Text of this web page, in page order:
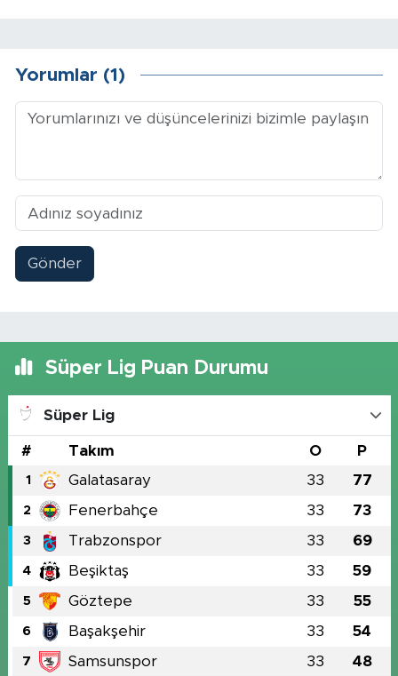
Yorumlar (1)
Gönder
Süper Lig Puan Durumu
Süper Lig
# Takım O P
1 Galatasaray 33 77
2 Fenerbahçe 33 73
3 Trabzonspor 33 69
4 Beşiktaş 33 59
5 Göztepe 33 55
6 Başakşehir 33 54
7 Samsunspor 33 48